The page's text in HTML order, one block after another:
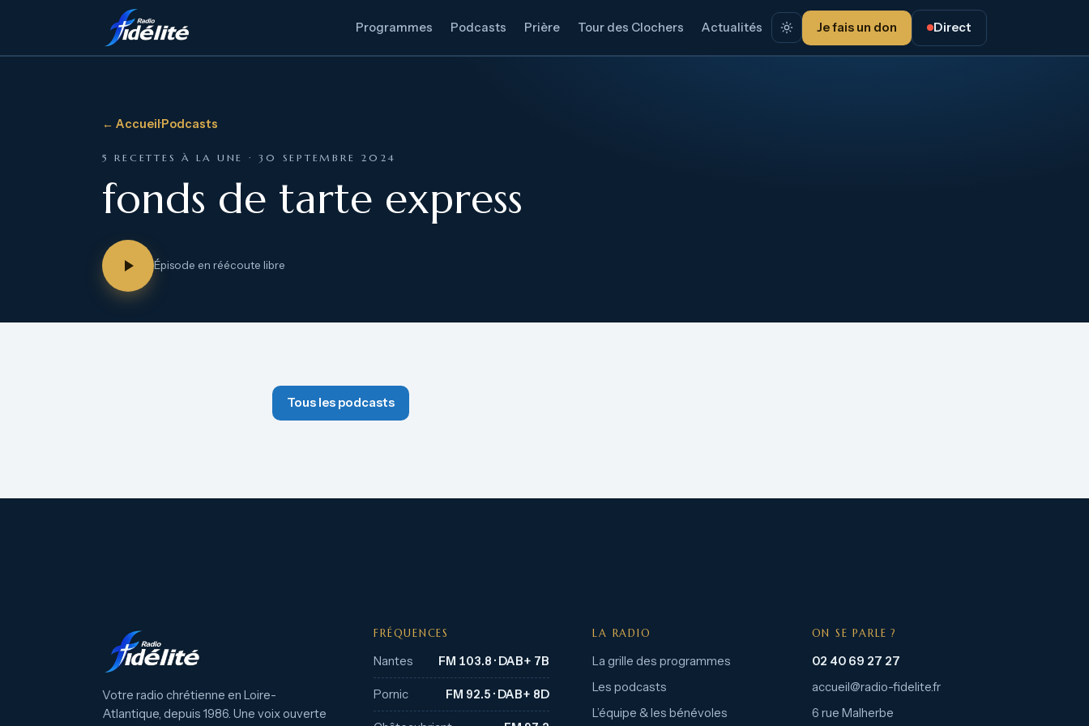
Programmes Podcasts Prière Tour des Clochers Actualités Je fais un don Direct
← Accueil·Podcasts
5 RECETTES À LA UNE · 30 SEPTEMBRE 2024
fonds de tarte express
Épisode en réécoute libre
Tous les podcasts
Votre radio chrétienne en Loire-
Atlantique, depuis 1986. Une voix ouverte
FRÉQUENCES
Nantes FM 103.8 · DAB+ 7B
Pornic FM 92.5 · DAB+ 8D
LA RADIO
La grille des programmes
Les podcasts
L’équipe & les bénévoles
ON SE PARLE ?
02 40 69 27 27
accueil@radio-fidelite.fr
6 rue Malherbe